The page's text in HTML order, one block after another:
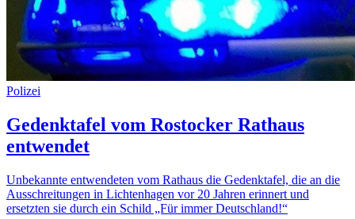
Polizei
Gedenktafel vom Rostocker Rathaus
entwendet
Unbekannte entwendeten vom Rathaus die Gedenktafel, die an die
Ausschreitungen in Lichtenhagen vor 20 Jahren erinnert und
ersetzten sie durch ein Schild „Für immer Deutschland!“